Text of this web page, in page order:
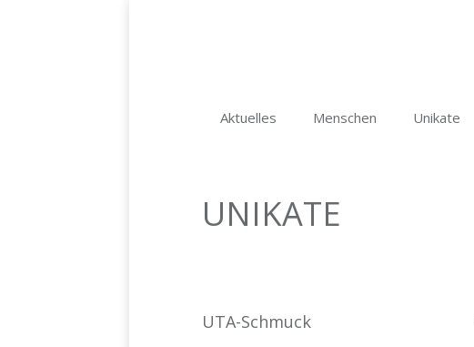
Aktuelles Menschen Unikate
UNIKATE
UTA-Schmuck